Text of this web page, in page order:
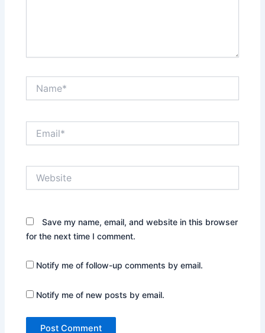
Save my name, email, and website in this browser
for the next time I comment.
Notify me of follow-up comments by email.
Notify me of new posts by email.